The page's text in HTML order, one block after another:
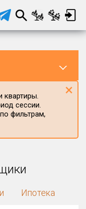
квартиры.
сессии.
фильтрам,
×
Ипотека